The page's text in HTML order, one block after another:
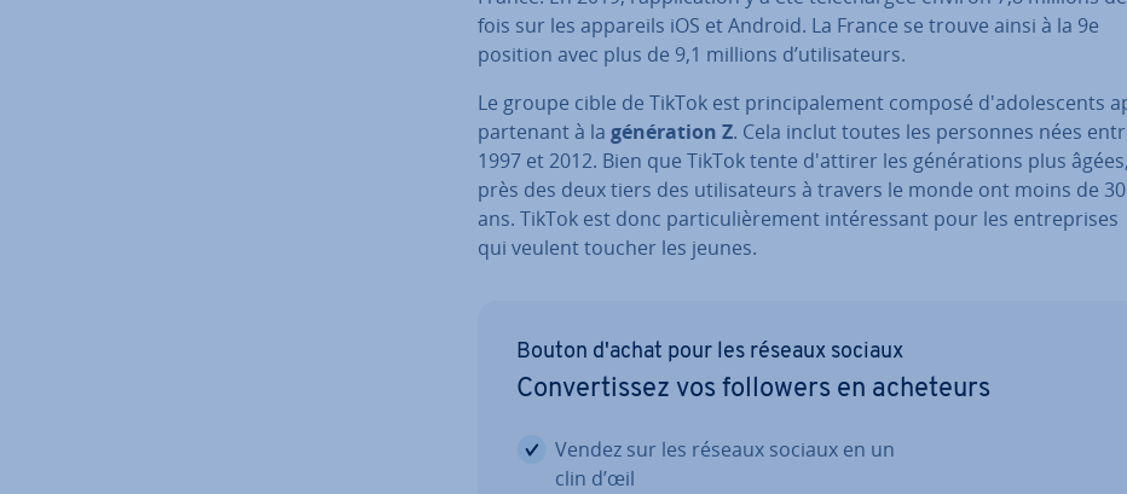
fois sur les appareils iOS et Android. La France se trouve ainsi à la 9e
position avec plus de 9,1 millions d’uti­li­sa­teurs.
Le groupe cible de TikTok est prin­ci­pa­le­ment composé d'ado­les­cents
par­te­nant à la gé­né­ra­tion Z. Cela inclut toutes les personnes nées
1997 et 2012. Bien que TikTok tente d'attirer les gé­né­ra­tions plus âgées,
près des deux tiers des uti­li­sa­teurs à travers le monde ont moins de 30
ans. TikTok est donc par­ti­cu­liè­re­ment in­té­res­sant pour les en­tre­prises
qui veulent toucher les jeunes.
Bouton d'achat pour les réseaux sociaux
Con­ver­tis­sez vos followers en acheteurs
Vendez sur les réseaux sociaux en un
clin d’œil